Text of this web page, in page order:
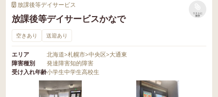
放課後等デイサービス
放課後等デイサービスかなで
リストに
保存
空きあり 送迎あり
エリア 北海道>札幌市>中央区>大通東
障害種別
発達障害知的障害
受け入れ年齢小学生中学生高校生